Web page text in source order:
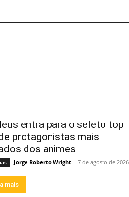
entra para o seleto top
protagonistas mais
dos animes
Jorge Roberto Wright - 7 de agosto de 2026
mais